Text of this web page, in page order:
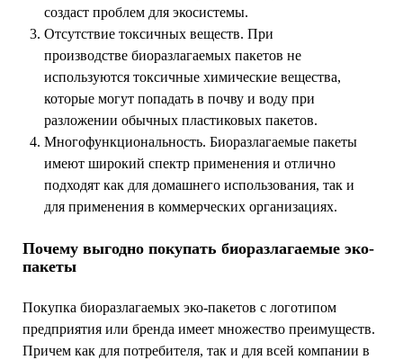
создаст проблем для экосистемы.
Отсутствие токсичных веществ. При
производстве биоразлагаемых пакетов не
используются токсичные химические вещества,
которые могут попадать в почву и воду при
разложении обычных пластиковых пакетов.
Многофункциональность. Биоразлагаемые пакеты
имеют широкий спектр применения и отлично
подходят как для домашнего использования, так и
для применения в коммерческих организациях.
Почему выгодно покупать биоразлагаемые эко-
пакеты
Покупка биоразлагаемых эко-пакетов с логотипом
предприятия или бренда имеет множество преимуществ.
Причем как для потребителя, так и для всей компании в